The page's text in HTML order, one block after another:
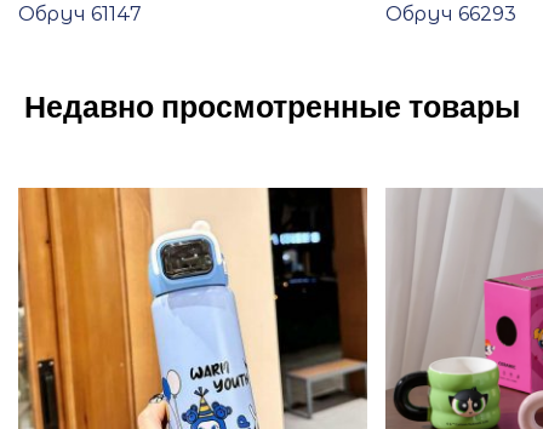
Обруч 61147 Обруч 66293
Недавно просмотренные товары